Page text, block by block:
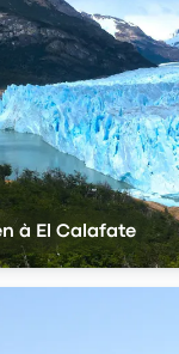
à El Calafate